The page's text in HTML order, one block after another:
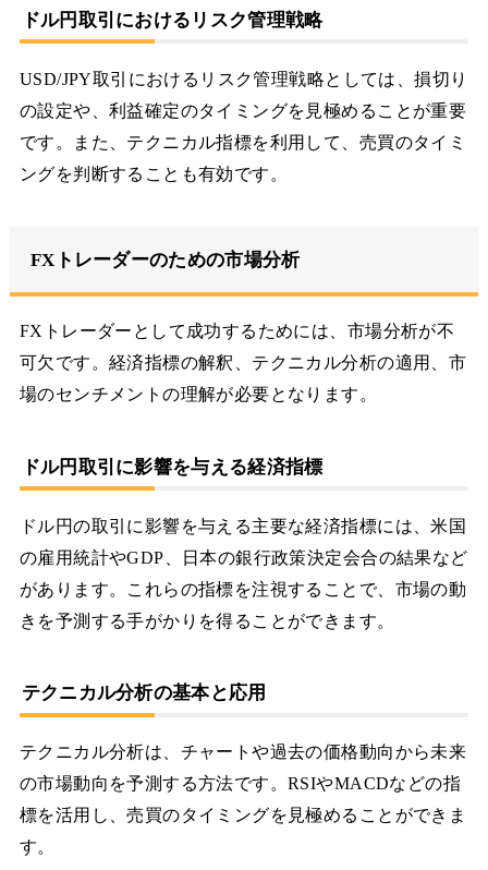
ドル円取引におけるリスク管理戦略
USD/JPY取引におけるリスク管理戦略としては、損切り
の設定や、利益確定のタイミングを見極めることが重要
です。また、テクニカル指標を利用して、売買のタイミ
ングを判断することも有効です。
FXトレーダーのための市場分析
FXトレーダーとして成功するためには、市場分析が不
可欠です。経済指標の解釈、テクニカル分析の適用、市
場のセンチメントの理解が必要となります。
ドル円取引に影響を与える経済指標
ドル円の取引に影響を与える主要な経済指標には、米国
の雇用統計やGDP、日本の銀行政策決定会合の結果など
があります。これらの指標を注視することで、市場の動
きを予測する手がかりを得ることができます。
テクニカル分析の基本と応用
テクニカル分析は、チャートや過去の価格動向から未来
の市場動向を予測する方法です。RSIやMACDなどの指
標を活用し、売買のタイミングを見極めることができま
す。